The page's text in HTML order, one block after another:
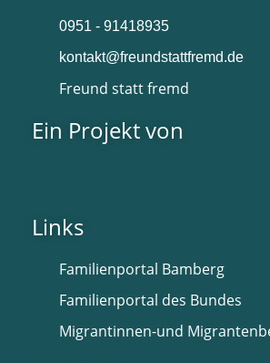
0951 - 91418935
kontakt@freundstattfremd.de
Freund statt fremd
Ein Projekt von
Links
Familienportal Bamberg
Familienportal des Bundes
Migrantinnen-und